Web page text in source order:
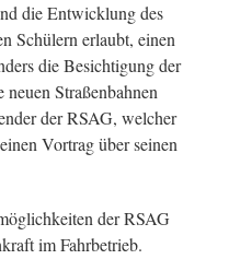
die Entwicklung des
Schülern erlaubt, einen
die Besichtigung der
Straßenbahnen
der RSAG, welcher
Vortrag über seinen
der RSAG
im Fahrbetrieb.